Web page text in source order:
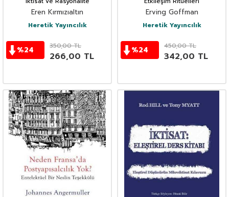
Eren Kırmızıaltın
Heretik Yayıncılık
%24 350,00TL
266,00 TL
Erving Goffman
Heretik Yayıncılık
%24 450,00TL
342,00 TL